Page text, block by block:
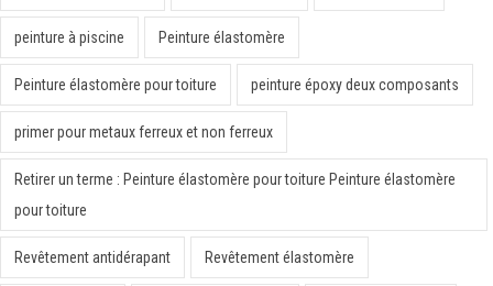
peinture à piscine Peinture élastomère
Peinture élastomère pour toiture peinture époxy deux composants
primer pour metaux ferreux et non ferreux
Retirer un terme : Peinture élastomère pour toiture Peinture élastomère
pour toiture
Revêtement antidérapant Revêtement élastomère